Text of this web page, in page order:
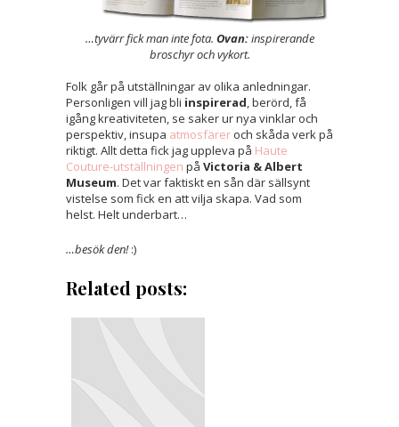
…tyvärr fick man inte fota. Ovan:inspirerande
broschyr och vykort.
Folk går på utställningar av olika anledningar.
Personligen vill jag bli inspirerad, berörd, få
igång kreativiteten, se saker ur nya vinklar och
perspektiv, insupa atmosfärer och skåda verk på
riktigt. Allt detta fick jag uppleva på Haute
Couture-utställningen på Victoria & Albert
Museum. Det var faktiskt en sån där sällsynt
vistelse som fick en att vilja skapa. Vad som
helst. Helt underbart…
…besök den!:)
Related posts: